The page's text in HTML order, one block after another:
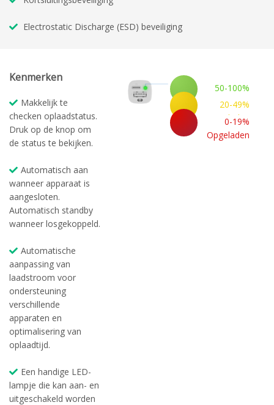
Electrostatic Discharge (ESD) beveiliging
Kenmerken
Makkelijk te
checken oplaadstatus.
Druk op de knop om
de status te bekijken.
Automatisch aan
wanneer apparaat is
aangesloten.
Automatisch standby
wanneer losgekoppeld.
Automatische
aanpassing van
laadstroom voor
ondersteuning
verschillende
apparaten en
optimalisering van
oplaadtijd.
Een handige LED-
lampje die kan aan- en
uitgeschakeld worden
50-100%
Opgeladen
20-49%
Opgeladen
0-19%
Opgeladen